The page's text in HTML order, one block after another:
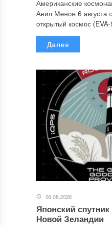
Американские
Анил Менон 6 августа
открытый космос
Далее
06.08.2026
Японский
Новой Зеландии